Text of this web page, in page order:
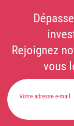
Rejoignez
vous